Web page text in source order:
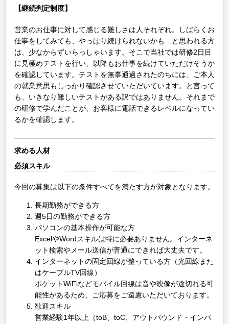
【継続判定制度】
営業のお仕事に対して感じる難しさは人それぞれ。しばらくお
仕事をしてみても、やっぱり続けられないかも…と思われる方
は、少なからずいらっしゃいます。そこで当社では研修2日目
に見極めテストを行い、以降もお仕事を続けていただけそうか
を確認しています。テストを無事通過されたのちには、ご本人
の就業意思もしっかり確認させていただいています。と言って
も、いきなり難しいテストがある訳ではありません。それまで
の研修で学んだことが、お客様に電話できるレベルになってい
るかを確認します。
求める人材
必須スキル
今回の募集は以下の条件すべてを満たす方が対象となります。
長期勤務ができる方
週5日の勤務ができる方
パソコンの基本操作が可能な方
ExcelやWordスキルは特に必要ありません。インターネ
ット検索やメール送信が普通にできれば大丈夫です。
インターネットの固定回線が整っている方（光回線また
はケーブルTV回線）
ポケットWiFiなどモバイル回線は音や映像が途切れる可
能性があるため、ご応募をご遠慮いただいております。
歓迎スキル
営業経験1年以上（toB、toC、アウトバウンド・インバ